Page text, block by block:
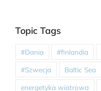
Topic Tags
#Dania #finlandia
#Szwecja Baltic Sea
energetyka wiatrowa